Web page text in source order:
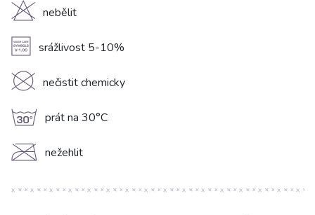
H nebělit
A srážlivost 5-10%
K nečistit chemicky
g prát na 30°C
C nežehlit